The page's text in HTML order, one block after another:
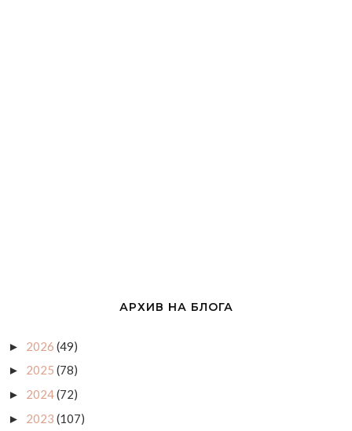
АРХИВ НА БЛОГА
► 2026 (49)
► 2025 (78)
► 2024(72)
► 2023 (107)